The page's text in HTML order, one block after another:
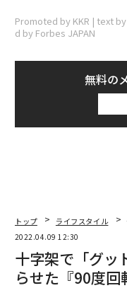
Promoted by KKR | text
d by Forbes JAPAN
無料の
トップ ライフスタイル
2022.04.09 12:30
十字架で「グッ
らせた『90度回